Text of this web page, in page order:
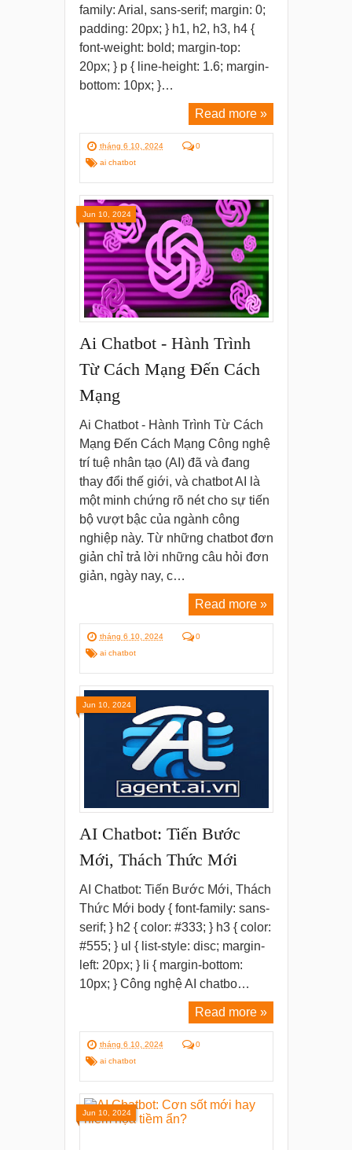
family: Arial, sans-serif; margin: 0;
padding: 20px; } h1, h2, h3, h4 {
font-weight: bold; margin-top:
20px; } p { line-height: 1.6; margin-
bottom: 10px; }…
Read more »
tháng 6 10, 2024
0
ai chatbot
Ai Chatbot - Hành Trình
Từ Cách Mạng Đến Cách
Mạng
Ai Chatbot - Hành Trình Từ Cách
Mạng Đến Cách Mạng Công nghệ
trí tuệ nhân tạo (AI) đã và đang
thay đổi thế giới, và chatbot AI là
một minh chứng rõ nét cho sự tiến
bộ vượt bậc của ngành công
nghiệp này. Từ những chatbot đơn
giản chỉ trả lời những câu hỏi đơn
giản, ngày nay, c…
Read more »
tháng 6 10, 2024
0
ai chatbot
Jun 10, 2024
AI Chatbot: Tiến Bước
Mới, Thách Thức Mới
AI Chatbot: Tiến Bước Mới, Thách
Thức Mới body { font-family: sans-
serif; } h2 { color: #333; } h3 { color:
#555; } ul { list-style: disc; margin-
left: 20px; } li { margin-bottom:
10px; } Công nghệ AI chatbo…
Read more »
tháng 6 10, 2024
0
ai chatbot
Jun 10, 2024
Jun 10, 2024